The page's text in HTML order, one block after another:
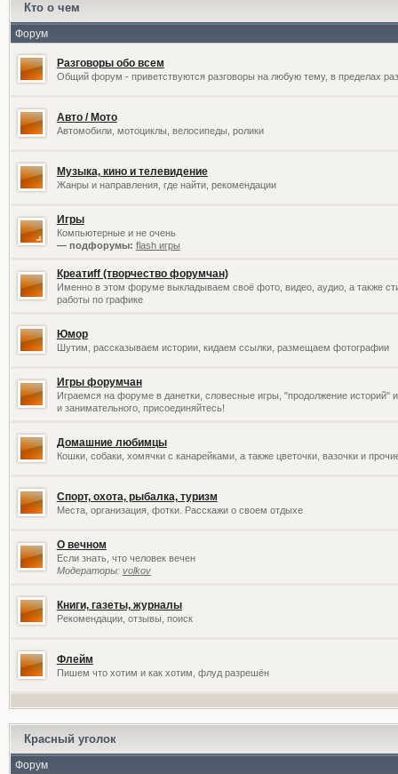
Кто о чем
Форум
Разговоры обо всем
Общий форум - приветствуются разговоры на любую тему, в пределах
Авто / Мото
Автомобили, мотоциклы, велосипеды, ролики
Музыка, кино и телевидение
Жанры и направления, где найти, рекомендации
Игры
Компьютерные и не очень
— подфорумы: flash игры
Креатиff (творчество форумчан)
Именно в этом форуме выкладываем своё фото, видео, аудио, а также
работы по графике
Юмор
Шутим, рассказываем истории, кидаем ссылки, размещаем фотографии
Игры форумчан
Играемся на форуме в данетки, словесные игры, "продолжение историй"
и занимательного, присоединяйтесь!
Домашние любимцы
Кошки, собаки, хомячки с канарейками, а также цветочки, вазочки и
Спорт, охота, рыбалка, туризм
Места, организация, фотки. Расскажи о своем отдыхе
О вечном
Если знать, что человек вечен
Модераторы: volkov
Книги, газеты, журналы
Рекомендации, отзывы, поиск
Флейм
Пишем что хотим и как хотим, флуд разрешён
Красный уголок
Форум